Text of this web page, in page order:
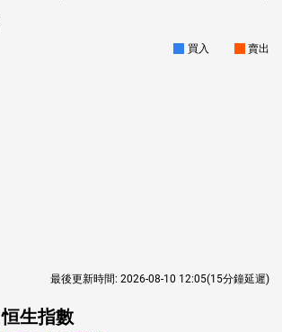
買入 賣出
最後更新時間: 2026-08-10 12:05(15分鐘延遲)
生指數